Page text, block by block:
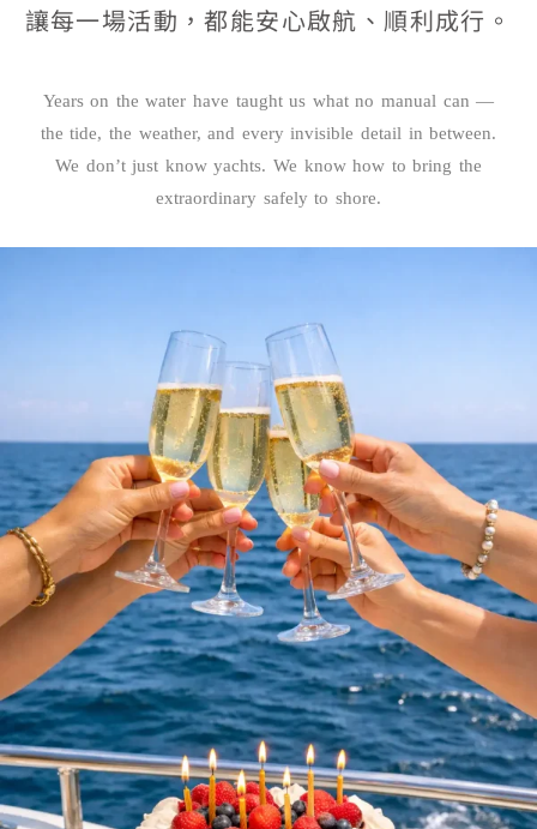
讓每一場活動，都能安心啟航、順利成行。
Years on the water have taught us what no manual can —
the tide, the weather, and every invisible detail in between.
We don’t just know yachts. We know how to bring the
extraordinary safely to shore.